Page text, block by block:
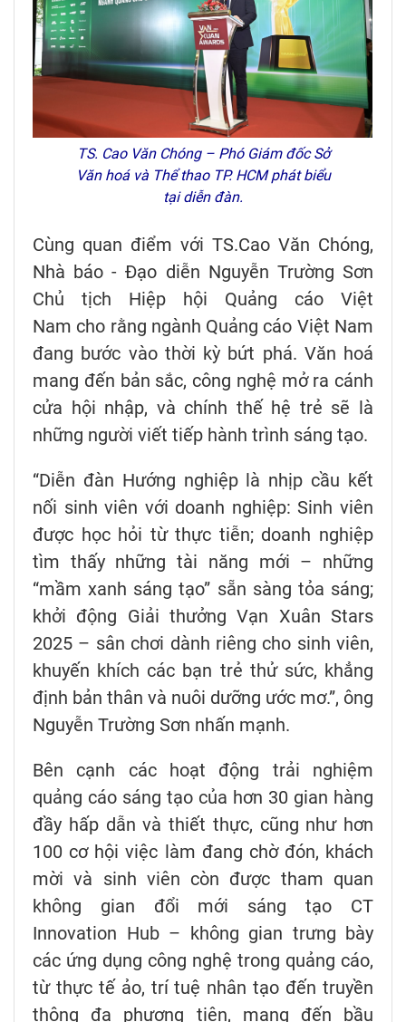
TS. Cao Văn Chóng – Phó Giám đốc Sở
Văn hoá và Thể thao TP. HCM phát biểu
tại diễn đàn.
Cùng quan điểm với TS.Cao Văn Chóng,
Nhà báo - Đạo diễn Nguyễn Trường Sơn
Chủ tịch Hiệp hội Quảng cáo Việt
Nam cho rằng ngành Quảng cáo Việt Nam
đang bước vào thời kỳ bứt phá. Văn hoá
mang đến bản sắc, công nghệ mở ra cánh
cửa hội nhập, và chính thế hệ trẻ sẽ là
những người viết tiếp hành trình sáng tạo.
“Diễn đàn Hướng nghiệp là nhịp cầu kết
nối sinh viên với doanh nghiệp: Sinh viên
được học hỏi từ thực tiễn; doanh nghiệp
tìm thấy những tài năng mới – những
“mầm xanh sáng tạo” sẵn sàng tỏa sáng;
khởi động Giải thưởng Vạn Xuân Stars
2025 – sân chơi dành riêng cho sinh viên,
khuyến khích các bạn trẻ thử sức, khẳng
định bản thân và nuôi dưỡng ước mơ.”, ông
Nguyễn Trường Sơn nhấn mạnh.
Bên cạnh các hoạt động trải nghiệm
quảng cáo sáng tạo của hơn 30 gian hàng
đầy hấp dẫn và thiết thực, cũng như hơn
100 cơ hội việc làm đang chờ đón, khách
mời và sinh viên còn được tham quan
không gian đổi mới sáng tạo CT
Innovation Hub – không gian trưng bày
các ứng dụng công nghệ trong quảng cáo,
từ thực tế ảo, trí tuệ nhân tạo đến truyền
thông đa phương tiện, mang đến bầu